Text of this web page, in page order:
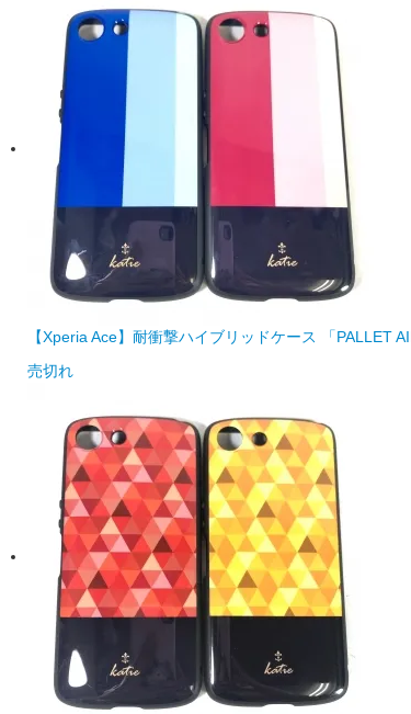
【Xperia Ace】耐衝撃ハイブリッドケース 「PALLET
売切れ